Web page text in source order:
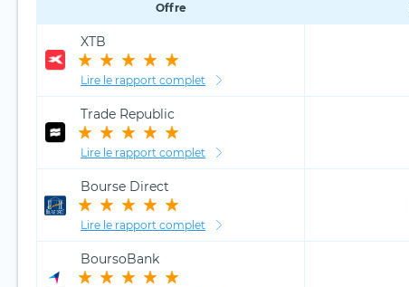
Offre
XTB
Lire le rapport complet
Trade Republic
Lire le rapport complet
Bourse Direct
Lire le rapport complet
BoursoBank